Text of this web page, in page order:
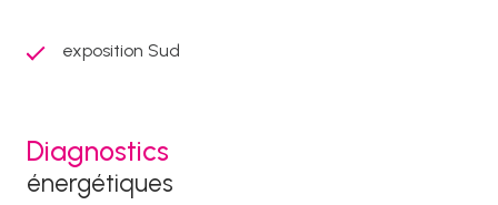
exposition Sud
Diagnostics
énergétiques